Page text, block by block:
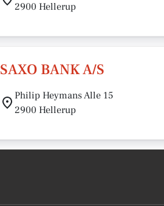
2900 Hellerup
SAXO BANK A/S
Philip Heymans Alle 15
2900 Hellerup